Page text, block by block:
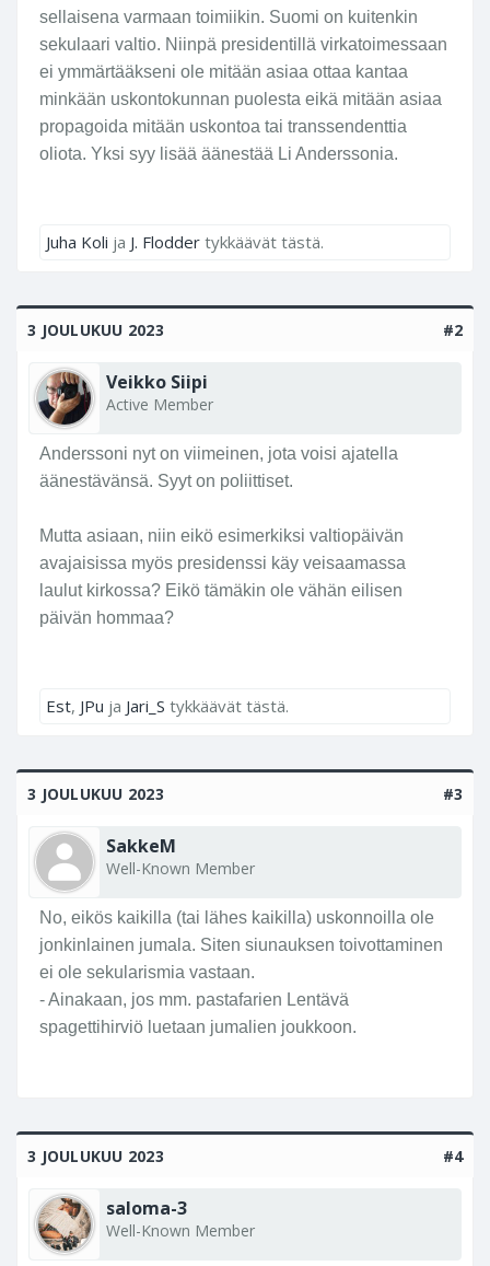
sellaisena varmaan toimiikin. Suomi on kuitenkin
sekulaari valtio. Niinpä presidentillä virkatoimessaan
ei ymmärtääkseni ole mitään asiaa ottaa kantaa
minkään uskontokunnan puolesta eikä mitään asiaa
propagoida mitään uskontoa tai transsendenttia
oliota. Yksi syy lisää äänestää Li Anderssonia.
Juha Koli ja J. Flodder tykkäävät tästä.
3 JOULUKUU 2023 #2
Veikko Siipi
Active Member
Anderssoni nyt on viimeinen, jota voisi ajatella
äänestävänsä. Syyt on poliittiset.
Mutta asiaan, niin eikö esimerkiksi valtiopäivän
avajaisissa myös presidenssi käy veisaamassa
laulut kirkossa? Eikö tämäkin ole vähän eilisen
päivän hommaa?
Est, JPu ja Jari_S tykkäävät tästä.
3 JOULUKUU 2023 #3
SakkeM
Well-Known Member
No, eikös kaikilla (tai lähes kaikilla) uskonnoilla ole
jonkinlainen jumala. Siten siunauksen toivottaminen
ei ole sekularismia vastaan.
- Ainakaan, jos mm. pastafarien Lentävä
spagettihirviö luetaan jumalien joukkoon.
3 JOULUKUU 2023 #4
saloma-3
Well-Known Member